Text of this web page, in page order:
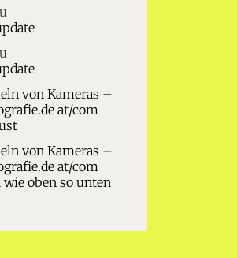
von Kameras –
at/com
von Kameras –
at/com
oben so unten